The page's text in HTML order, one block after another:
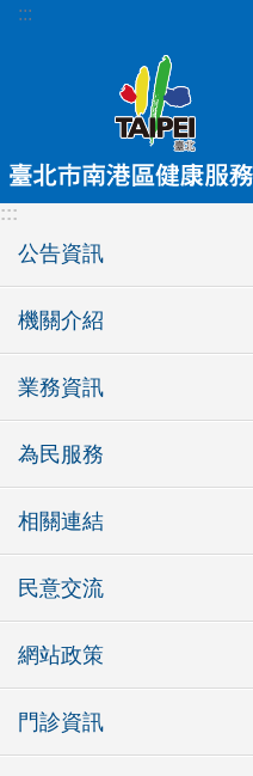
跳到主要內容區塊
:::
:::
公告資訊
機關介紹
業務資訊
為民服務
相關連結
民意交流
網站政策
門診資訊